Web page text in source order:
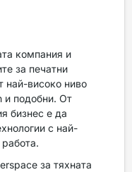
компания и
за печатни
най-високо ниво
и подобни. От
бизнес е да
с най-
за тяхната